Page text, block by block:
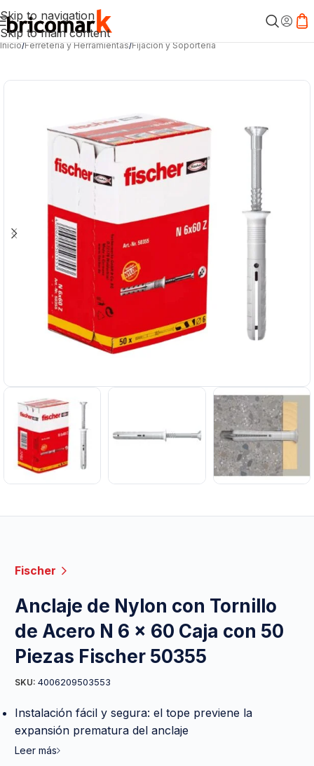
Skip to navigation
Skip to main content
Inicio/Ferretería y Herramientas/Fijación y Soportería
Fischer
Anclaje de Nylon con Tornillo
de Acero N 6 x 60 Caja con 50
Piezas Fischer 50355
SKU: 4006209503553
Instalación fácil y segura: el tope previene la
expansión prematura del anclaje
Leer más